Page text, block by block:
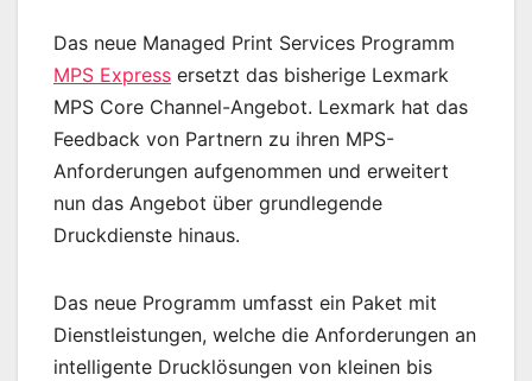
Das neue Managed Print Services Programm
MPS Express ersetzt das bisherige Lexmark
MPS Core Channel-Angebot. Lexmark hat das
Feedback von Partnern zu ihren MPS-
Anforderungen aufgenommen und erweitert
nun das Angebot über grundlegende
Druckdienste hinaus.
Das neue Programm umfasst ein Paket mit
Dienstleistungen, welche die Anforderungen an
intelligente Drucklösungen von kleinen bis